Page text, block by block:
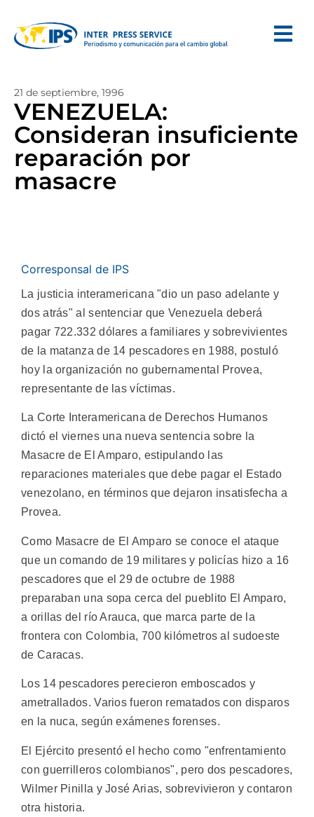
21 de septiembre, 1996
VENEZUELA:
Consideran insuficiente
reparación por
masacre
Corresponsal de IPS
La justicia interamericana "dio un paso adelante y
dos atrás" al sentenciar que Venezuela deberá
pagar 722.332 dólares a familiares y sobrevivientes
de la matanza de 14 pescadores en 1988, postuló
hoy la organización no gubernamental Provea,
representante de las víctimas.
La Corte Interamericana de Derechos Humanos
dictó el viernes una nueva sentencia sobre la
Masacre de El Amparo, estipulando las
reparaciones materiales que debe pagar el Estado
venezolano, en términos que dejaron insatisfecha a
Provea.
Como Masacre de El Amparo se conoce el ataque
que un comando de 19 militares y policías hizo a 16
pescadores que el 29 de octubre de 1988
preparaban una sopa cerca del pueblito El Amparo,
a orillas del río Arauca, que marca parte de la
frontera con Colombia, 700 kilómetros al sudoeste
de Caracas.
Los 14 pescadores perecieron emboscados y
ametrallados. Varios fueron rematados con disparos
en la nuca, según exámenes forenses.
El Ejército presentó el hecho como "enfrentamiento
con guerrilleros colombianos", pero dos pescadores,
Wilmer Pinilla y José Arias, sobrevivieron y contaron
otra historia.